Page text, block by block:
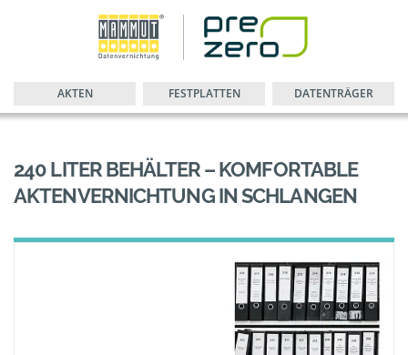
AKTEN FESTPLATTEN DATENTRÄGER
240 LITER BEHÄLTER – KOMFORTABLE
AKTENVERNICHTUNG IN SCHLANGEN